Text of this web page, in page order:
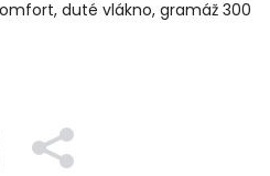
duté vlákno, gramáž 300